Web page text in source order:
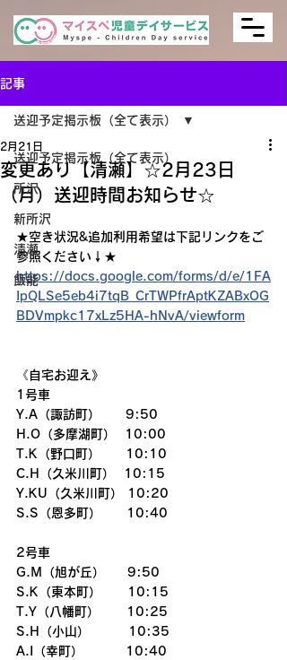
記事
送迎予定掲示板（全て表示）
所沢
新所沢
清瀬
飯能
送迎予定掲示板（全て表示）
変更あり【清瀬】☆2月23日
（月）送迎時間お知らせ☆
2月21日
★空き状況&追加利用希望は下記リンクをご
参照ください↓★
https://docs.google.com/forms/d/e/1FA
IpQLSe5eb4i7tqB_CrTWPfrAptKZABxOG
BDVmpkc17xLz5HA-hNvA/viewform
《自宅お迎え》
1号車
Y.A（諏訪町）　　9:50
H.O（多摩湖町）  10:00
T.K（野口町）　　10:10
C.H（久米川町）  10:15
Y.KU（久米川町） 10:20
S.S（恩多町）　　10:40
2号車
G.M（旭が丘）     9:50
S.K（東本町） 　  10:15
T.Y（八幡町）      10:25
S.H（小山）   　　10:35
A.I（幸町）　　　 10:40